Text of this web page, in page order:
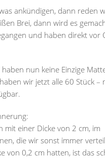
ankündigen, dann reden
Brei, dann wird es
und haben direkt vor
haben nun keine Einzige
wir jetzt alle 60 Stück –
mit einer Dicke von 2 cm, im
die wir sonst immer
von 0,2 cm hatten, ist das